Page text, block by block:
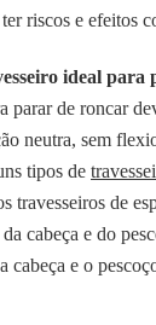
riscos e efeitos
ideal para
parar de roncar
neutra, sem
tipos de
travesseiros de
cabeça e do
cabeça e o